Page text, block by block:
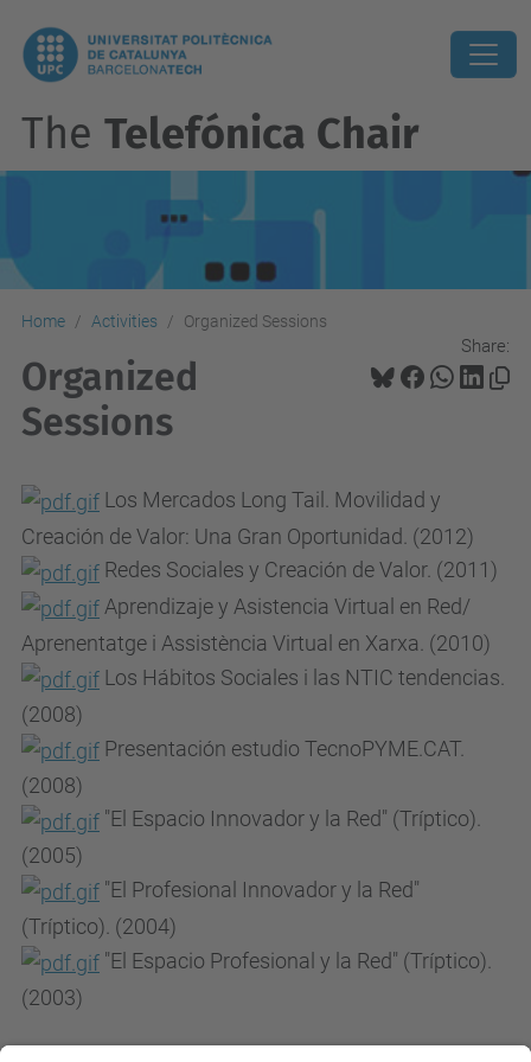
The Telefónica Chair
Home Activities Organized Sessions
Share:
Organized
Sessions
Los Mercados Long Tail. Movilidad y
Creación de Valor: Una Gran Oportunidad. (2012)
Redes Sociales y Creación de Valor. (2011)
Aprendizaje y Asistencia Virtual en Red/
Aprenentatge i Assistència Virtual en Xarxa. (2010)
Los Hábitos Sociales i las NTIC tendencias.
(2008)
Presentación estudio TecnoPYME.CAT.
(2008)
"El Espacio Innovador y la Red" (Tríptico).
(2005)
"El Profesional Innovador y la Red"
(Tríptico). (2004)
"El Espacio Profesional y la Red" (Tríptico).
(2003)